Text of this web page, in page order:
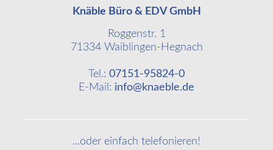
Knäble Büro & EDV GmbH
Roggenstr. 1
71334 Waiblingen-Hegnach
Tel.: 07151-95824-0
E-Mail: info@knaeble.de
...oder einfach telefonieren!